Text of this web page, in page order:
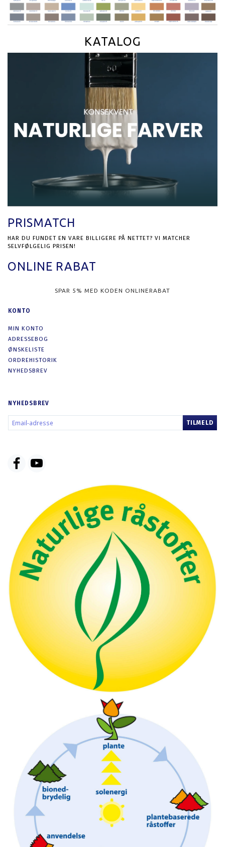
KATALOG
PRISMATCH
HAR DU FUNDET EN VARE BILLIGERE PÅ NETTET? VI MATCHER
SELVFØLGELIG PRISEN!
ONLINE RABAT
SPAR 5% MED KODEN ONLINERABAT
KONTO
MIN KONTO
ADRESSEBOG
ØNSKELISTE
ORDREHISTORIK
NYHEDSBREV
NYHEDSBREV
EMAIL-
ADRESSE
TILMELD